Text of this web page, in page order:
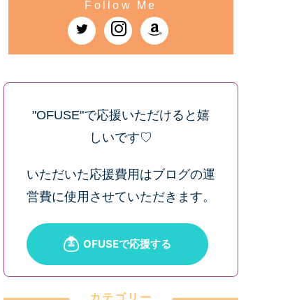
"OFUSE"で応援いただけると嬉
しいです♡
いただいた応援費用はブログの運
営費に使用させていただきます。
カテゴリー